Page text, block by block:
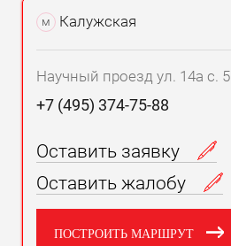
м Калужская
Научный проезд ул. 14а с. 5
+7 (495) 374-75-88
Оставить заявку
Оставить жалобу
ПОСТРОИТЬ МАРШРУТ